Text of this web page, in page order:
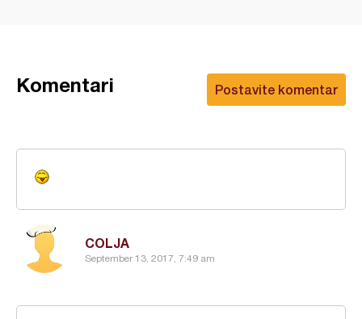
Postavite komentar
Komentari
COLJA
September 13, 2017, 7:49 am